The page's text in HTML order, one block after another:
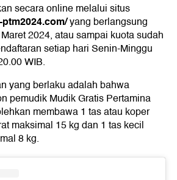
secara online melalui situs
yang berlangsung
2024, atau sampai kuota sudah
setiap hari Senin-Minggu
WIB.
yang berlaku adalah bahwa
pemudik Mudik Gratis Pertamina
membawa 1 tas atau koper
maksimal 15 kg dan 1 tas kecil
8 kg.